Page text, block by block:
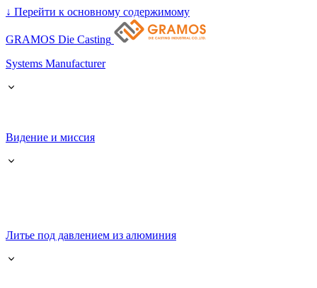
↓ Перейти к основному содержимому
GRAMOS Die Casting
Systems Manufacturer
Видение и миссия
Литье под давлением из алюминия